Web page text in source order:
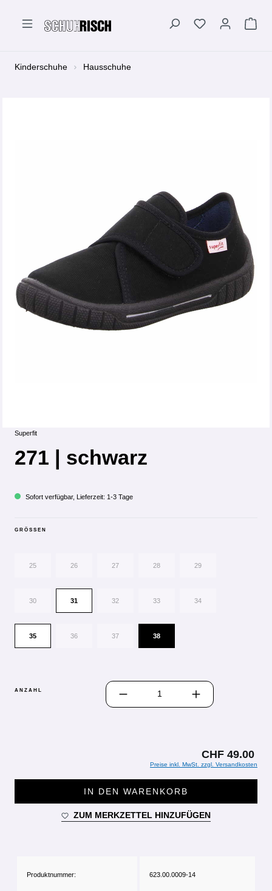
Kinderschuhe Hausschuhe
Superfit
271 | schwarz
Sofort verfügbar, Lieferzeit: 1-3 Tage
GRÖSSEN
25 26 27 28 29
30 31 32 33 34
35 36 37 38
ANZAHL
PRODUKT ANZAHL: GIB DEN
CHF 49.00
Preise inkl. MwSt. zzgl. Versandkosten
IN DEN WARENKORB
ZUM MERKZETTEL HINZUFÜGEN
Produktnummer: 623.00.0009-14